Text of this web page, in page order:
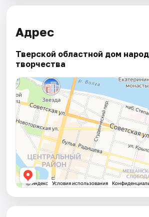
Адрес
Тверской областной дом
творчества